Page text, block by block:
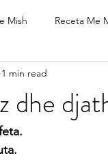
Mish Receta Me
Gatime Tradicionale
Gatime Internacionale
dhe
1 min read